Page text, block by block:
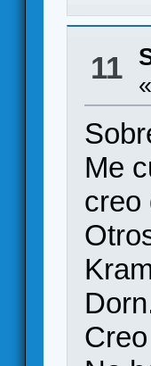
11
«
Me
creo